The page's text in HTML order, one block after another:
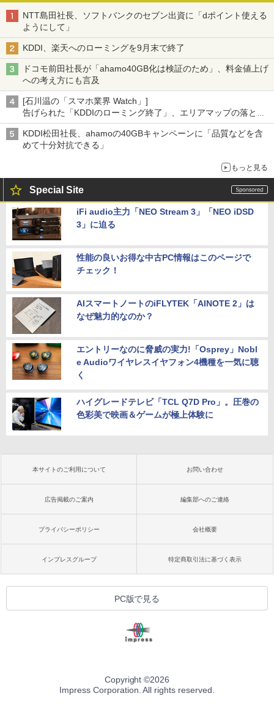
NTT島田社長、ソフトバンクのセブン出資に「dポイント使える
ようにして」
KDDI、楽天へのローミングを9月末で終了
ドコモ前田社長が「ahamo40GB化は検証のため」、料金値上げ
への考え方にも言及
[石川温の「スマホ業界 Watch」]
告げられた「KDDIのローミング終了」、エリアマップの落とし
穴と楽天モバイルの課題
KDDI松田社長、ahamoの40GBキャンペーンに「品質などを含
めて十分対抗できる」
もっと見る
Special Site
iFi audio主力「NEO Stream 3」「NEO iDSD
3」に迫る
性能の良いお得な中古PC情報はこのページで
チェック！
AIスマートノートのiFLYTEK「AINOTE 2」は
なぜ魅力的なのか？
エントリーなのに脅威の実力!「Osprey」Nobl
e Audioワイヤレスイヤフォン4機種を一気に聴
く
ハイグレードテレビ「TCL Q7D Pro」。圧巻の
色彩美で映画＆ゲームが極上体験に
本サイトのご利用について お問い合わせ
広告掲載のご案内 編集部へのご連絡
プライバシーポリシー 会社概要
インプレスグループ 特定商取引法に基づく表示
PC版で見る
Copyright ©2026
Impress Corporation. All rights reserved.